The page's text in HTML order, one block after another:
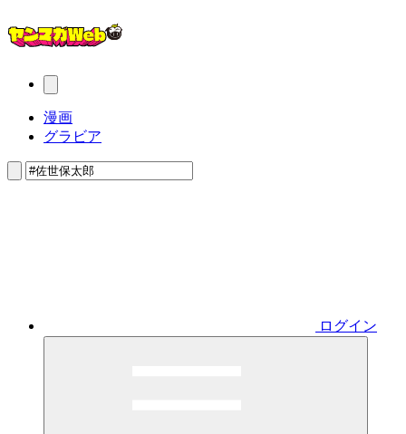
漫画
グラビア
ログイン